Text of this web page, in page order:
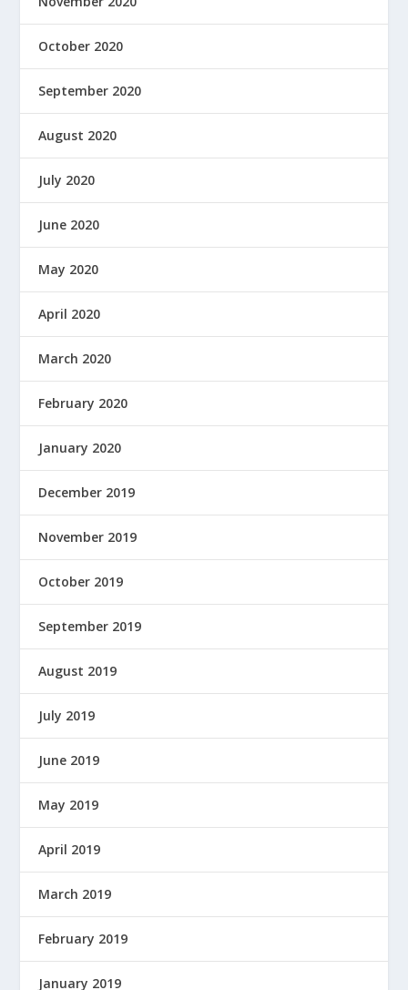
October 2020
September 2020
August 2020
July 2020
June 2020
May 2020
April 2020
March 2020
February 2020
January 2020
December 2019
November 2019
October 2019
September 2019
August 2019
July 2019
June 2019
May 2019
April 2019
March 2019
February 2019
January 2019